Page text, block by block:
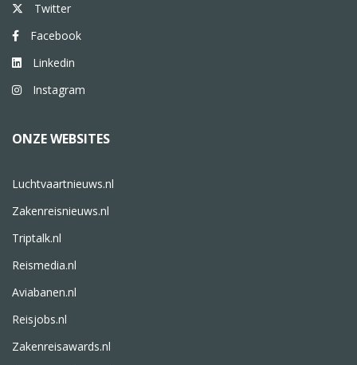
Twitter
Facebook
Linkedin
Instagram
ONZE WEBSITES
Luchtvaartnieuws.nl
Zakenreisnieuws.nl
Triptalk.nl
Reismedia.nl
Aviabanen.nl
Reisjobs.nl
Zakenreisawards.nl